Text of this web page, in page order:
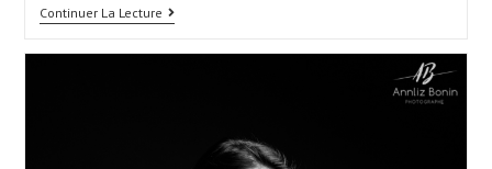
Continuer La LectureUne